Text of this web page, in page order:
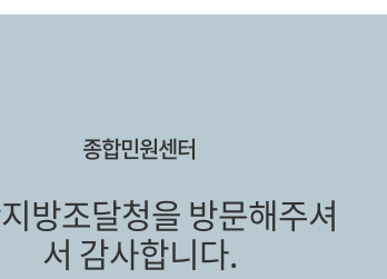
종합민원센터
방조달청을 방문해주셔
서 감사합니다.